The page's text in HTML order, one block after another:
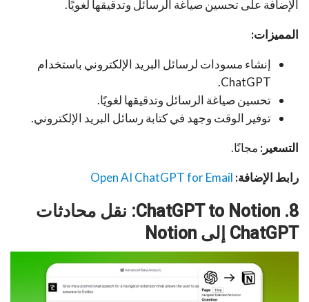
الإضافة على تحسين صياغة الرسائل وتدقيقها لغويًا.
المميزات:
إنشاء مسودات لرسائل البريد الإلكتروني باستخدام
ChatGPT.
تحسين صياغة الرسائل وتدقيقها لغويًا.
توفير الوقت وجهد في كتابة رسائل البريد الإلكتروني.
التسعير: مجانًا.
رابط الإضافة: Open AI ChatGPT for Email
8. ChatGPT to Notion: نقل محادثات
ChatGPT إلى Notion